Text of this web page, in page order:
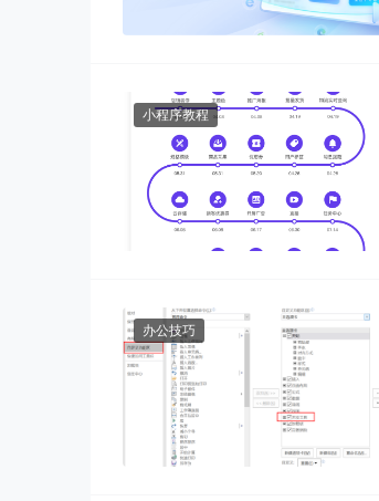
小程序教程
办公技巧